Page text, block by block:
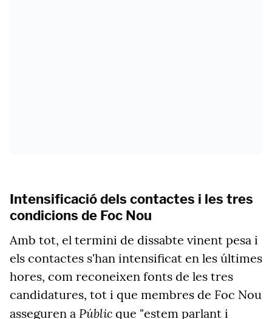
Intensificació dels contactes i les tres
condicions de Foc Nou
Amb tot, el termini de dissabte vinent pesa i
els contactes s'han intensificat en les últimes
hores, com reconeixen fonts de les tres
candidatures, tot i que membres de Foc Nou
asseguren a Públic que "estem parlant i